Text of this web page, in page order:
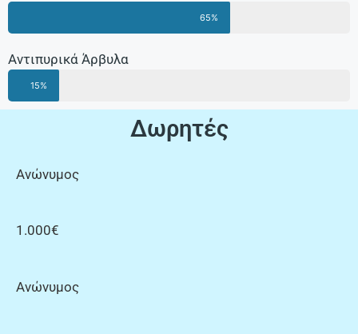
65%
Αντιπυρικά Άρβυλα
15%
Δωρητές
Ανώνυμος
1.000€
Ανώνυμος